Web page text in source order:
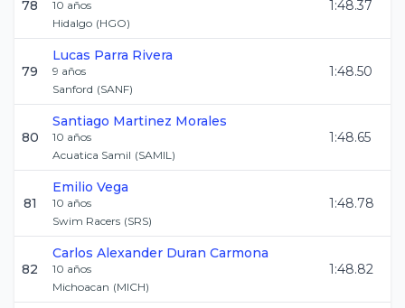
78 10 años
Hidalgo (HGO)
1:48.37
79
Lucas Parra Rivera
9 años
Sanford (SANF)
1:48.50
80
Santiago Martinez Morales
10 años
Acuatica Samil (SAMIL)
1:48.65
81
Emilio Vega
10 años
Swim Racers (SRS)
1:48.78
82
Carlos Alexander Duran Carmona
10 años
Michoacan (MICH)
1:48.82